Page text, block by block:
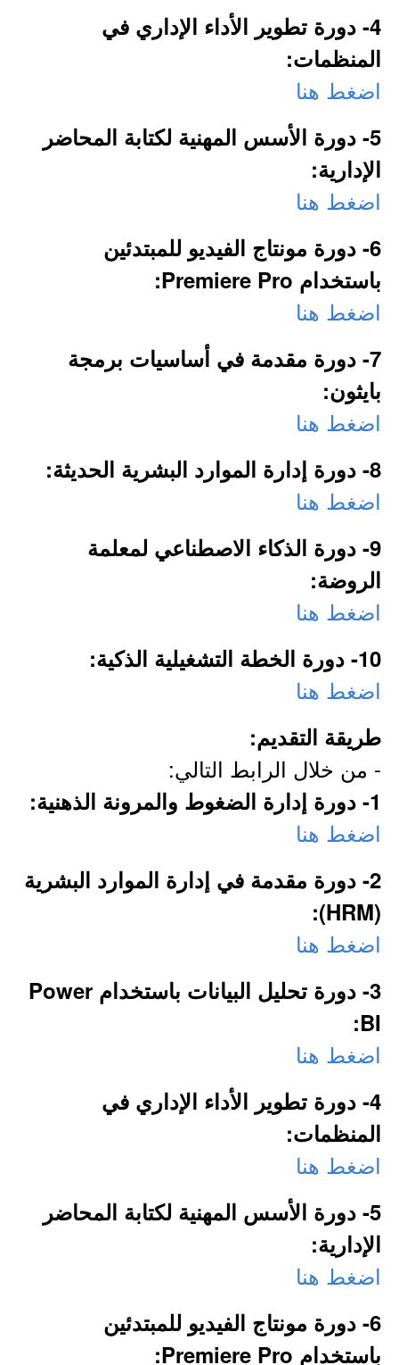
4- دورة تطوير الأداء الإداري في
المنظمات:
اضغط هنا
5- دورة الأسس المهنية لكتابة المحاضر
الإدارية:
اضغط هنا
6- دورة مونتاج الفيديو للمبتدئين
باستخدام Premiere Pro:
اضغط هنا
7- دورة مقدمة في أساسيات برمجة
بايثون:
اضغط هنا
8- دورة إدارة الموارد البشرية الحديثة:
اضغط هنا
9- دورة الذكاء الاصطناعي لمعلمة
الروضة:
اضغط هنا
10- دورة الخطة التشغيلية الذكية:
اضغط هنا
طريقة التقديم:
- من خلال الرابط التالي:
1- دورة إدارة الضغوط والمرونة الذهنية:
اضغط هنا
2- دورة مقدمة في إدارة الموارد البشرية
(HRM):
اضغط هنا
3- دورة تحليل البيانات باستخدام Power
BI:
اضغط هنا
4- دورة تطوير الأداء الإداري في
المنظمات:
اضغط هنا
5- دورة الأسس المهنية لكتابة المحاضر
الإدارية:
اضغط هنا
6- دورة مونتاج الفيديو للمبتدئين
باستخدام Premiere Pro: